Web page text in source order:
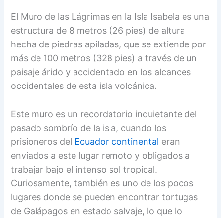
El Muro de las Lágrimas en la Isla Isabela es una
estructura de 8 metros (26 pies) de altura
hecha de piedras apiladas, que se extiende por
más de 100 metros (328 pies) a través de un
paisaje árido y accidentado en los alcances
occidentales de esta isla volcánica.
Este muro es un recordatorio inquietante del
pasado sombrío de la isla, cuando los
prisioneros del Ecuador continental eran
enviados a este lugar remoto y obligados a
trabajar bajo el intenso sol tropical.
Curiosamente, también es uno de los pocos
lugares donde se pueden encontrar tortugas
de Galápagos en estado salvaje, lo que lo